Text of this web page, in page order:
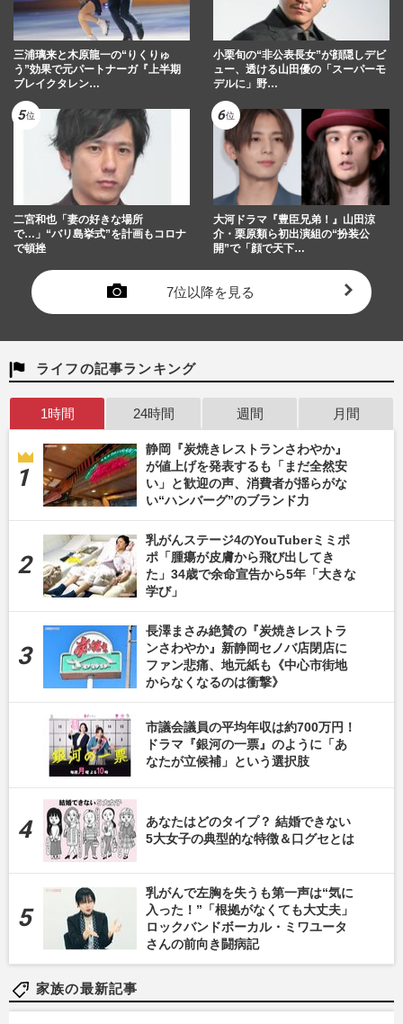
三浦璃来と木原龍一の“りくりゅ
う”効果で元パートナーガ『上半期
ブレイクタレン…
小栗旬の“非公表長女”が顔隠しデビ
ュー、透ける山田優の「スーパーモ
デルに」野…
二宮和也「妻の好きな場所
で…」“バリ島挙式”を計画もコロナ
で頓挫
大河ドラマ『豊臣兄弟！』山田涼
介・栗原類ら初出演組の“扮装公
開”で「顔で天下…
7位以降を見る
ライフの記事ランキング
1時間 24時間 週間 月間
静岡『炭焼きレストランさわやか』
が値上げを発表するも「まだ全然安
い」と歓迎の声、消費者が揺らがな
い“ハンバーグ”のブランド力
乳がんステージ4のYouTuberミミポ
ポ「腫瘍が皮膚から飛び出してき
た」34歳で余命宣告から5年「大きな
学び」
長澤まさみ絶賛の『炭焼きレストラ
ンさわやか』新静岡セノバ店閉店に
ファン悲痛、地元紙も《中心市街地
からなくなるのは衝撃》
市議会議員の平均年収は約700万円！
ドラマ『銀河の一票』のように「あ
なたが立候補」という選択肢
あなたはどのタイプ？ 結婚できない
5大女子の典型的な特徴＆口グセとは
乳がんで左胸を失うも第一声は“気に
入った！”「根拠がなくても大丈夫」
ロックバンドボーカル・ミワユータ
さんの前向き闘病記
家族の最新記事